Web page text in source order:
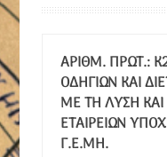
ΑΡΙΘΜ. ΠΡΩΤ.:
ΟΔΗΓΙΏΝ ΚΑΙ
ΜΕ ΤΗ ΛΎΣΗ
ΕΤΑΙΡΕΙΏΝ
Γ.Ε.ΜΗ.